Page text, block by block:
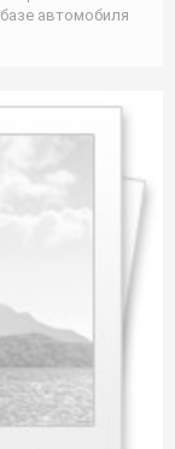
автомобиля